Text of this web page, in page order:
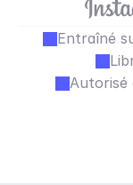
Entraîné
Autorisé